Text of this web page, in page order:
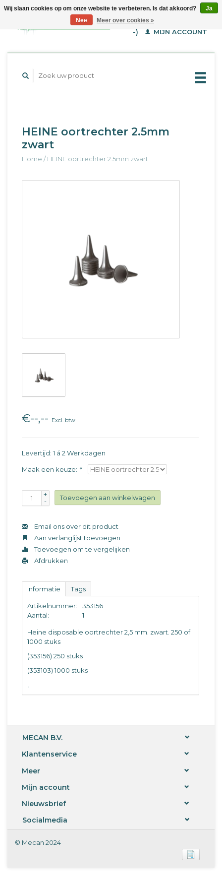
WINKELWAGEN (€--,-
-)
MIJN ACCOUNT
HEINE oortrechter 2.5mm
zwart
Home /HEINE oortrechter 2.5mm zwart
€--,-- Excl. btw
Levertijd: 1 á 2 Werkdagen
Maak een keuze: *
+
-
Toevoegen aan winkelwagen
Email ons over dit product
Aan verlanglijst toevoegen
Toevoegen om te vergelijken
Afdrukken
Informatie Tags
Artikelnummer:
353156
Aantal:
1
Heine disposable oortrechter 2,5 mm. zwart. 250 of
1000 stuks
(353156) 250 stuks
(353103) 1000 stuks
MECAN B.V.
Klantenservice
Meer
Mijn account
Nieuwsbrief
Socialmedia
Wij slaan cookies op om onze website te verbeteren. Is dat akkoord?
Ja
Nee
Meer over cookies »